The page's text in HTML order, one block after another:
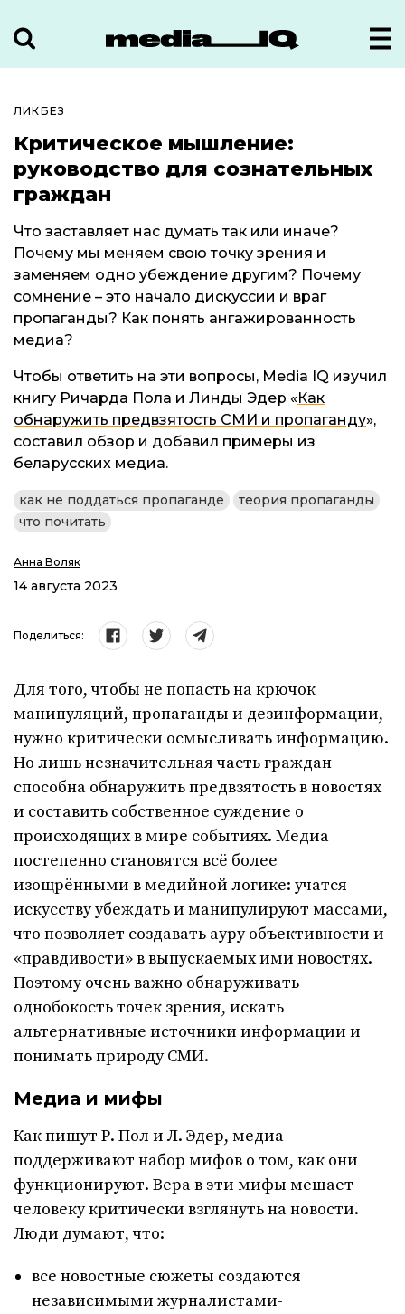
ЛИКБЕЗ
Критическое мышление:
руководство для сознательных
граждан
Что заставляет нас думать так или иначе?
Почему мы меняем свою точку зрения и
заменяем одно убеждение другим? Почему
сомнение – это начало дискуссии и враг
пропаганды? Как понять ангажированность
медиа?
Чтобы ответить на эти вопросы, Media IQ изучил
книгу Ричарда Пола и Линды Эдер «Как
обнаружить предвзятость СМИ и пропаганду»,
составил обзор и добавил примеры из
беларусских медиа.
как не поддаться пропаганде
теория пропаганды
что почитать
Анна Воляк
14 августа 2023
Поделиться:
Для того, чтобы не попасть на крючок
манипуляций, пропаганды и дезинформации,
нужно критически осмысливать информацию.
Но лишь незначительная часть граждан
способна обнаружить предвзятость в новостях
и составить собственное суждение о
происходящих в мире событиях. Медиа
постепенно становятся всё более
изощрёнными в медийной логике: учатся
искусству убеждать и манипулируют массами,
что позволяет создавать ауру объективности и
«правдивости» в выпускаемых ими новостях.
Поэтому очень важно обнаруживать
однобокость точек зрения, искать
альтернативные источники информации и
понимать природу СМИ.
Медиа и мифы
Как пишут Р. Пол и Л. Эдер, медиа
поддерживают набор мифов о том, как они
функционируют. Вера в эти мифы мешает
человеку критически взглянуть на новости.
Люди думают, что:
все новостные сюжеты создаются
независимыми журналистами-